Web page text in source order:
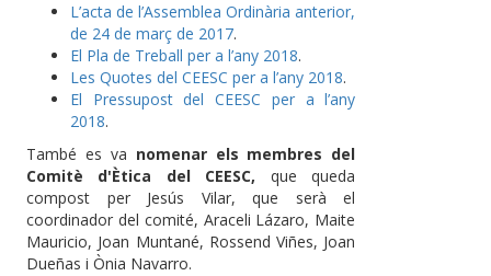
L’acta de l’Assemblea Ordinària anterior,
de 24 de març de 2017.
El Pla de Treball per a l’any 2018.
Les Quotes del CEESC per a l’any 2018.
El Pressupost del CEESC per a l’any
2018.
També es va nomenar els membres del
Comitè d'Ètica del CEESC, que queda
compost per Jesús Vilar, que serà el
coordinador del comité, Araceli Lázaro, Maite
Mauricio, Joan Muntané, Rossend Viñes, Joan
Dueñas i Ònia Navarro.